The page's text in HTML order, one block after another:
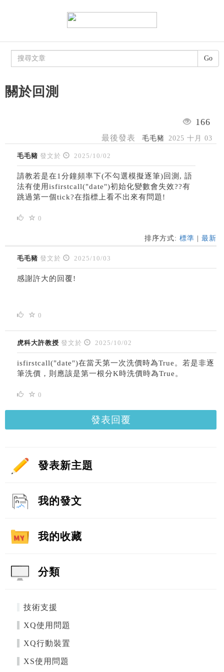
關於回測
166
最後發表 毛毛豬 2025 十月 03
毛毛豬 發文於 2025/10/02
請教若是在1分鐘頻率下(不勾選模擬逐筆)回測, 語
法有使用isfirstcall("date")初始化變數會失效??有
跳過第一個tick?在指標上看不出來有問題!
0
排序方式: 標準 最新
毛毛豬 發文於 2025/10/03
感謝許大的回覆!
0
虎科大許教授 發文於 2025/10/02
isfirstcall("date")在當天第一次洗價時為True。若是非逐
筆洗價，則應該是第一根分K時洗價時為True。
0
發表回覆
Go
發表新主題
我的發文
我的收藏
分類
技術支援
XQ使用問題
XQ行動裝置
XS使用問題